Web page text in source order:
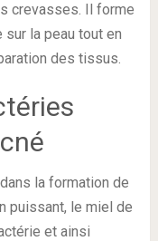
crevasses. Il forme
la peau tout en
des tissus.
la formation de
puissant, le miel de
et ainsi